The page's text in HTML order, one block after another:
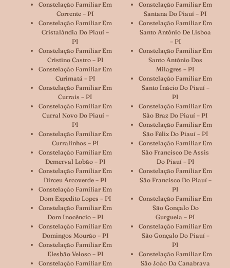
Constelação Familiar Em
Corrente – PI
Constelação Familiar Em
Cristalândia Do Piauí –
PI
Constelação Familiar Em
Cristino Castro – PI
Constelação Familiar Em
Curimatá – PI
Constelação Familiar Em
Currais – PI
Constelação Familiar Em
Curral Novo Do Piauí –
PI
Constelação Familiar Em
Curralinhos – PI
Constelação Familiar Em
Demerval Lobão – PI
Constelação Familiar Em
Dirceu Arcoverde – PI
Constelação Familiar Em
Dom Expedito Lopes – PI
Constelação Familiar Em
Dom Inocêncio – PI
Constelação Familiar Em
Domingos Mourão – PI
Constelação Familiar Em
Elesbão Veloso – PI
Constelação Familiar Em
Constelação Familiar Em
Santana Do Piauí – PI
Constelação Familiar Em
Santo Antônio De Lisboa
– PI
Constelação Familiar Em
Santo Antônio Dos
Milagres – PI
Constelação Familiar Em
Santo Inácio Do Piauí –
PI
Constelação Familiar Em
São Braz Do Piauí – PI
Constelação Familiar Em
São Félix Do Piauí – PI
Constelação Familiar Em
São Francisco De Assis
Do Piauí – PI
Constelação Familiar Em
São Francisco Do Piauí –
PI
Constelação Familiar Em
São Gonçalo Do
Gurgueia – PI
Constelação Familiar Em
São Gonçalo Do Piauí –
PI
Constelação Familiar Em
São João Da Canabrava